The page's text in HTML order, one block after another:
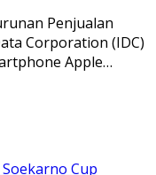
Penjualan
Corporation (IDC)
Apple…